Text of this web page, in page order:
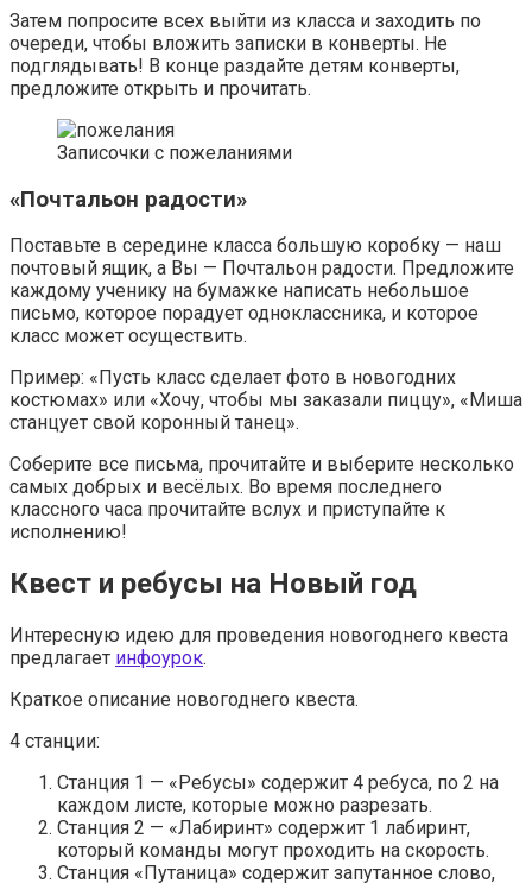
Затем попросите всех выйти из класса и заходить по
очереди, чтобы вложить записки в конверты. Не
подглядывать! В конце раздайте детям конверты,
предложите открыть и прочитать.
Записочки с пожеланиями
«Почтальон радости»
Поставьте в середине класса большую коробку — наш
почтовый ящик, а Вы — Почтальон радости. Предложите
каждому ученику на бумажке написать небольшое
письмо, которое порадует одноклассника, и которое
класс может осуществить.
Пример: «Пусть класс сделает фото в новогодних
костюмах» или «Хочу, чтобы мы заказали пиццу», «Миша
станцует свой коронный танец».
Соберите все письма, прочитайте и выберите несколько
самых добрых и весёлых. Во время последнего
классного часа прочитайте вслух и приступайте к
исполнению!
Квест и ребусы на Новый год
Интересную идею для проведения новогоднего квеста
предлагает инфоурок.
Краткое описание новогоднего квеста.
4 станции:
Станция 1 — «Ребусы» содержит 4 ребуса, по 2 на
каждом листе, которые можно разрезать.
Станция 2 — «Лабиринт» содержит 1 лабиринт,
который команды могут проходить на скорость.
Станция «Путаница» содержит запутанное слово,